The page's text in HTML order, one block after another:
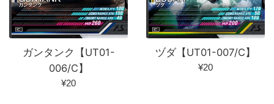
ガンタンク【UT01-
006/C】
通
¥20
ヅダ【UT01-007/C】
通
¥20